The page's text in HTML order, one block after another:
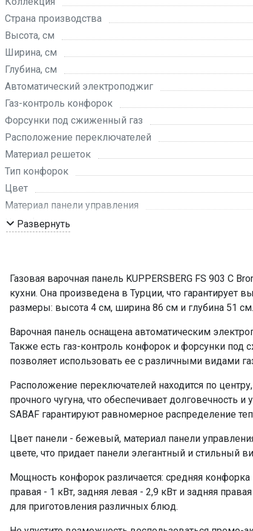
Страна производства
Высота, см
Ширина, см
Глубина, см
Автоматический электроподжиг
Газ-контроль конфорок
Форсунки под сжиженный газ
Расположение переключателей
Материал решеток
Тип конфорок
Цвет
Материал панели управления
Цвет фурнитуры
Мощность конфорок, кВт: передняя левая
Мощность конфорок, кВт: передняя правая
Мощность конфорок, кВт: задняя левая
Подставка WOK
ПРОМО Скидка
Развернуть
Газовая варочная панель KUPPERSBERG FS 903 C
кухни. Она произведена в Турции, что гарантирует
размеры: высота 4 см, ширина 86 см и глубина 51 см.
Варочная панель оснащена автоматическим
Также есть газ-контроль конфорок и форсунки под
позволяет использовать ее с различными видами
Расположение переключателей находится по
прочного чугуна, что обеспечивает долговечность
SABAF гарантируют равномерное распределение
Цвет панели - бежевый, материал панели
цвете, что придает панели элегантный и стильный
Мощность конфорок различается: средняя
правая - 1 кВт, задняя левая - 2,9 кВт и задняя
для приготовления различных блюд.